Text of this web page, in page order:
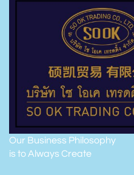
Our Business Philosophy
is to Always Create